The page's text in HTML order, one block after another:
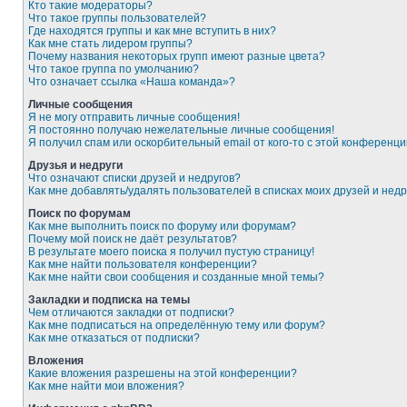
Кто такие модераторы?
Что такое группы пользователей?
Где находятся группы и как мне вступить в них?
Как мне стать лидером группы?
Почему названия некоторых групп имеют разные цвета?
Что такое группа по умолчанию?
Что означает ссылка «Наша команда»?
Личные сообщения
Я не могу отправить личные сообщения!
Я постоянно получаю нежелательные личные сообщения!
Я получил спам или оскорбительный email от кого-то с этой
Друзья и недруги
Что означают списки друзей и недругов?
Как мне добавлять/удалять пользователей в списках моих друзей и
Поиск по форумам
Как мне выполнить поиск по форуму или форумам?
Почему мой поиск не даёт результатов?
В результате моего поиска я получил пустую страницу!
Как мне найти пользователя конференции?
Как мне найти свои сообщения и созданные мной темы?
Закладки и подписка на темы
Чем отличаются закладки от подписки?
Как мне подписаться на определённую тему или форум?
Как мне отказаться от подписки?
Вложения
Какие вложения разрешены на этой конференции?
Как мне найти мои вложения?